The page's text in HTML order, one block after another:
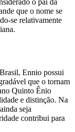
que o nome se
se relativamente
Ennio possui
que o tornam
Quinto Ênio
e distinção. Na
seja
contribui para